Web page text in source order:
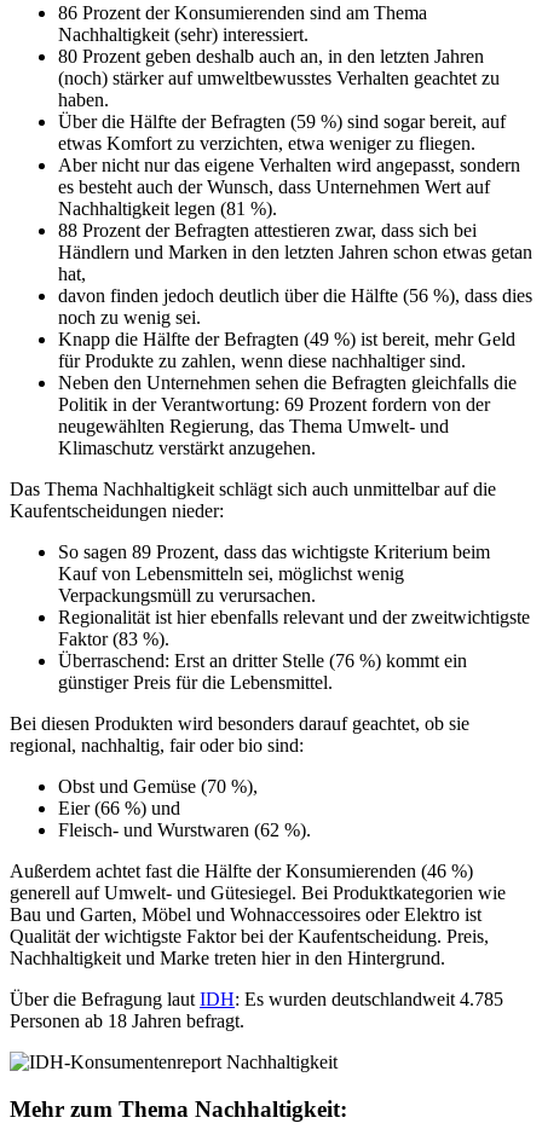
86 Prozent der Konsumierenden sind am Thema
Nachhaltigkeit (sehr) interessiert.
80 Prozent geben deshalb auch an, in den letzten Jahren
(noch) stärker auf umweltbewusstes Verhalten geachtet zu
haben.
Über die Hälfte der Befragten (59 %) sind sogar bereit, auf
etwas Komfort zu verzichten, etwa weniger zu fliegen.
Aber nicht nur das eigene Verhalten wird angepasst, sondern
es besteht auch der Wunsch, dass Unternehmen Wert auf
Nachhaltigkeit legen (81 %).
88 Prozent der Befragten attestieren zwar, dass sich bei
Händlern und Marken in den letzten Jahren schon etwas getan
hat,
davon finden jedoch deutlich über die Hälfte (56 %), dass dies
noch zu wenig sei.
Knapp die Hälfte der Befragten (49 %) ist bereit, mehr Geld
für Produkte zu zahlen, wenn diese nachhaltiger sind.
Neben den Unternehmen sehen die Befragten gleichfalls die
Politik in der Verantwortung: 69 Prozent fordern von der
neugewählten Regierung, das Thema Umwelt- und
Klimaschutz verstärkt anzugehen.
Das Thema Nachhaltigkeit schlägt sich auch unmittelbar auf die
Kaufentscheidungen nieder:
So sagen 89 Prozent, dass das wichtigste Kriterium beim
Kauf von Lebensmitteln sei, möglichst wenig
Verpackungsmüll zu verursachen.
Regionalität ist hier ebenfalls relevant und der zweitwichtigste
Faktor (83 %).
Überraschend: Erst an dritter Stelle (76 %) kommt ein
günstiger Preis für die Lebensmittel.
Bei diesen Produkten wird besonders darauf geachtet, ob sie
regional, nachhaltig, fair oder bio sind:
Obst und Gemüse (70 %),
Eier (66 %) und
Fleisch- und Wurstwaren (62 %).
Außerdem achtet fast die Hälfte der Konsumierenden (46 %)
generell auf Umwelt- und Gütesiegel. Bei Produktkategorien wie
Bau und Garten, Möbel und Wohnaccessoires oder Elektro ist
Qualität der wichtigste Faktor bei der Kaufentscheidung. Preis,
Nachhaltigkeit und Marke treten hier in den Hintergrund.
Über die Befragung laut IDH: Es wurden deutschlandweit 4.785
Personen ab 18 Jahren befragt.
Mehr zum Thema Nachhaltigkeit: